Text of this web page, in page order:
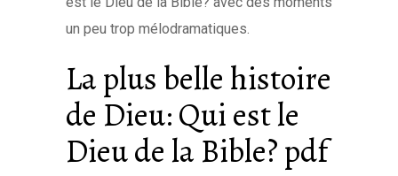
un peu trop mélodramatiques.
La plus belle histoire
de Dieu: Qui est le
Dieu de la Bible? pdf